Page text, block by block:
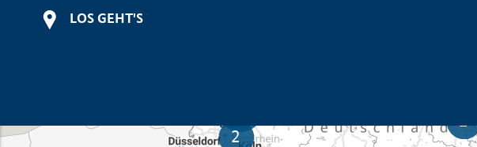
LOS GEHT'S